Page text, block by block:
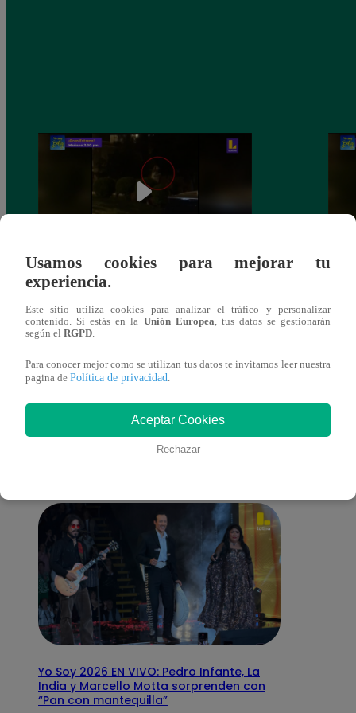
Sofía Franco ocasiona triple choque en
También te puede
interesar
Yo Soy 2026 EN VIVO: Pedro Infante, La
India y Marcello Motta sorprenden con
“Pan con mantequilla”
Usamos cookies para mejorar tu
experiencia.
Este sitio utiliza cookies para analizar el tráfico y personalizar
contenido. Si estás en la Unión Europea, tus datos se gestionarán
según el RGPD.
Para conocer mejor como se utilizan tus datos te invitamos leer nuestra
pagina de Política de privacidad.
Aceptar Cookies
Rechazar